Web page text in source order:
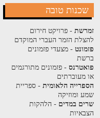
שכנות טובה
זמרשת- פרויקט חירום
להצלת הזמר העברי המוקדם
פזמונט- מצעדי פזמונים
ברשת
פואטרנס- פזמונים מתורגמים
או מעוברתים
הספרייה הלאומית- ספריית
שמע ומוזיקה
שרים במדים - הלהקות
הצבאיות